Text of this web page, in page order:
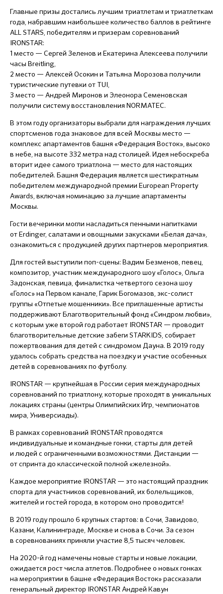
Главные призы достались лучшим триатлетам и триатлеткам
года, набравшим наибольшее количество баллов в рейтинге
ALL STARS, победителям и призерам соревнований
IRONSTAR:
1 место — Сергей Зеленов и Екатерина Алексеева получили
часы Breitling,
2 место — Алексей Осокин и Татьяна Морозова получили
туристические путевки от TUI,
3 место — Андрей Миронов и Элеонора Семеновская
получили систему восстановления NORMATEC.
В этом году организаторы выбрали для награждения лучших
спортсменов года знаковое для всей Москвы место —
комплекс апартаментов башня «Федерация Восток», высоко
в небе, на высоте 332 метра над столицей. Идея небоскреба
вторит идее самого триатлона — место для настоящих
победителей. Башня Федерация является шестикратным
победителем международной премии European Property
Awards, включая номинацию за лучшие апартаменты
Москвы.
Гости вечеринки могли насладиться пенными напитками
от Erdinger, салатами и овощными закусками «Белая дача»,
ознакомиться с продукцией других партнеров мероприятия.
Для гостей выступили поп-сцены: Вадим Безменов, певец,
композитор, участник международного шоу «Голос», Ольга
Задонская, певица, финалистка четвертого сезона шоу
«Голос» на Первом канале, Гарик Богомазов, экс-солист
группы «Отпетые мошенники». Все приглашенные артисты
поддерживают Благотворительный фонд «Синдром любви»,
с которым уже второй год работает IRONSTAR — проводит
благотворительные детские забеги STARKIDS, собирает
пожертвования для детей с синдромом Дауна. В 2019 году
удалось собрать средства на поездку и участие особенных
детей в соревнованиях по футболу.
IRONSTAR — крупнейшая в России серия международных
соревнований по триатлону, которые проходят в уникальных
локациях страны (центры Олимпийских Игр, чемпионатов
мира, Универсиады).
В рамках соревнований IRONSTAR проводятся
индивидуальные и командные гонки, старты для детей
и людей с ограниченными возможностями. Дистанции —
от спринта до классической полной «железной».
Каждое мероприятие IRONSTAR — это настоящий праздник
спорта для участников соревнований, их болельщиков,
жителей и гостей города, в котором оно проводится!
В 2019 году прошло 6 крупных стартов: в Сочи, Завидово,
Казани, Калининграде, Москве и снова в Сочи. За сезон
в соревнованиях приняли участие 8,5 тысяч человек.
На 2020-й год намечены новые старты и новые локации,
ожидается рост числа атлетов. Подробнее о новых гонках
на мероприятии в башне «Федерация Восток» рассказали
генеральный директор IRONSTAR Андрей Кавун